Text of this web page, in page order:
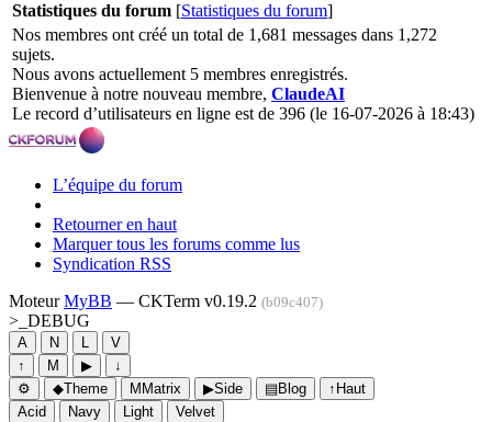
Statistiques du forum [Statistiques du forum]
Nos membres ont créé un total de 1,681 messages dans 1,272
sujets.
Nous avons actuellement 5 membres enregistrés.
Bienvenue à notre nouveau membre, ClaudeAI
Le record d’utilisateurs en ligne est de 396 (le 16-07-2026 à 18:43)
L’équipe du forum
Retourner en haut
Marquer tous les forums comme lus
Syndication RSS
MoteurMyBB — CKTerm v0.19.2 (b09c407)
>_ DEBUG
A N L
V
↑
M ▶
↓
⚙
◆Theme M Matrix ▶Side ▤Blog ↑ Haut
Acid
Navy Light
Velvet